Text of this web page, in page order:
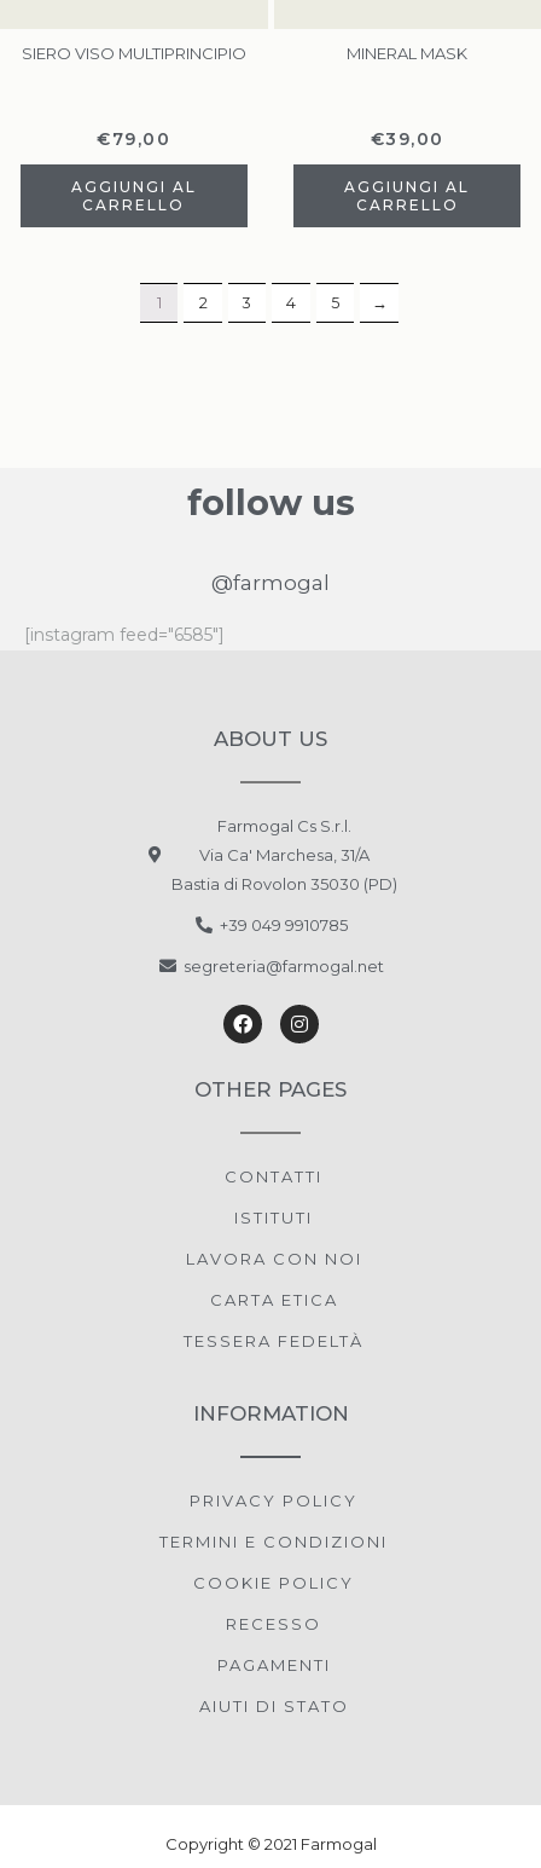
SIERO VISO MULTIPRINCIPIO
€79,00
AGGIUNGI AL
CARRELLO
MINERAL MASK
€39,00
AGGIUNGI AL
CARRELLO
1 2 3 4 5 →
follow us
@farmogal
[instagram feed="6585"]
ABOUT US
Farmogal Cs S.r.l.
Via Ca' Marchesa, 31/A
Bastia di Rovolon 35030 (PD)
+39 049 9910785
segreteria@farmogal.net
OTHER PAGES
CONTATTI
ISTITUTI
LAVORA CON NOI
CARTA ETICA
TESSERA FEDELTÀ
INFORMATION
PRIVACY POLICY
TERMINI E CONDIZIONI
COOKIE POLICY
RECESSO
PAGAMENTI
AIUTI DI STATO
Copyright © 2021 Farmogal